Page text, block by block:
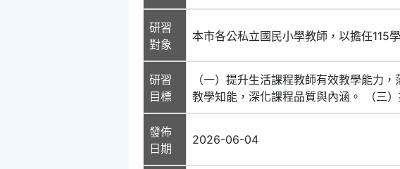
研習
對象
本市各公私立國民小學教師，以擔任115
研習
目標
（一）提升生活課程教師有效教學能力
教學知能，深化課程品質與內涵。 （三
發佈
日期
2026-06-04